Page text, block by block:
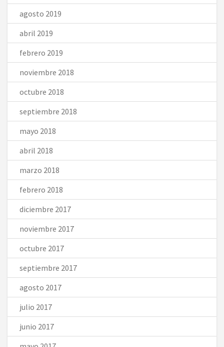
agosto 2019
abril 2019
febrero 2019
noviembre 2018
octubre 2018
septiembre 2018
mayo 2018
abril 2018
marzo 2018
febrero 2018
diciembre 2017
noviembre 2017
octubre 2017
septiembre 2017
agosto 2017
julio 2017
junio 2017